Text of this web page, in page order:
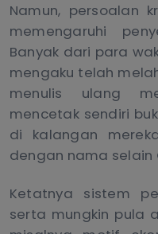
Namun, persoalan
memengaruhi
Banyak dari para
mengaku telah
menulis ulang
mencetak sendiri
di kalangan
dengan nama selain
Ketatnya sistem
serta mungkin pula